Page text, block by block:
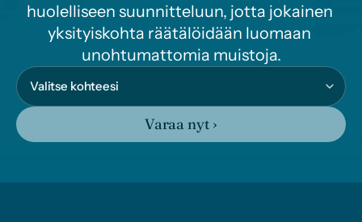
huolelliseen suunnitteluun, jotta jokainen
yksityiskohta räätälöidään luomaan
unohtumattomia muistoja.
Varaa nyt ›